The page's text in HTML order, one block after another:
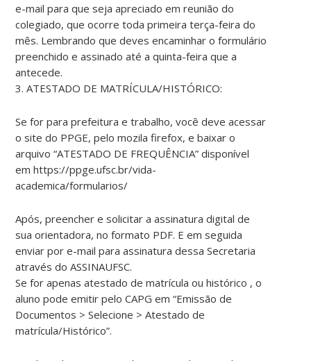
e-mail para que seja apreciado em reunião do
colegiado, que ocorre toda primeira terça-feira do
mês. Lembrando que deves encaminhar o formulário
preenchido e assinado até a quinta-feira que a
antecede.
3. ATESTADO DE MATRÍCULA/HISTÓRICO:
Se for para prefeitura e trabalho, você deve acessar
o site do PPGE, pelo mozila firefox, e baixar o
arquivo “ATESTADO DE FREQUÊNCIA” disponível
em https://ppge.ufsc.br/vida-
academica/formularios/
Após, preencher e solicitar a assinatura digital de
sua orientadora, no formato PDF. E em seguida
enviar por e-mail para assinatura dessa Secretaria
através do ASSINAUFSC.
Se for apenas atestado de matrícula ou histórico , o
aluno pode emitir pelo CAPG em “Emissão de
Documentos > Selecione > Atestado de
matrícula/Histórico”.